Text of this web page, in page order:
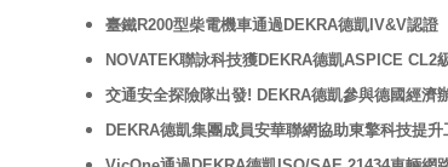
臺鐵R200型柴電機車通過DEKRA德凱IV&V認證
NOVATEK聯詠科技獲DEKRA德凱ASPICE
交通安全探險隊出發! DEKRA德凱參與德國經濟
DEKRA德凱集團成員安華聯網協助東擎科技提